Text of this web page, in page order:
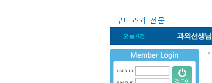
오늘 0건 과외선생님